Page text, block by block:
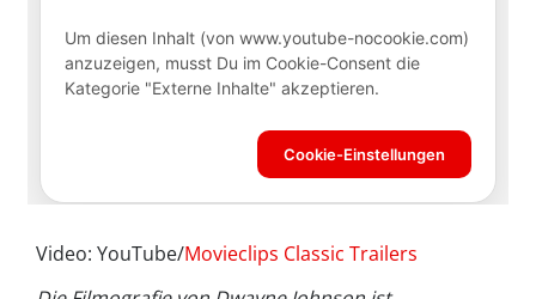
Video: YouTube/Movieclips Classic Trailers